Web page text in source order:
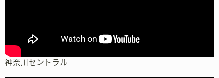
神奈川セントラル